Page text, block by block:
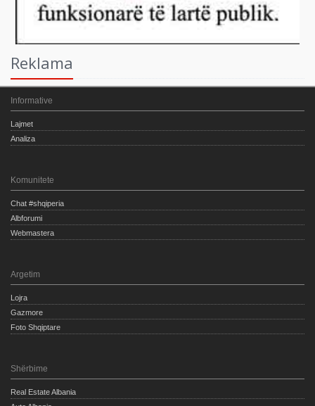
Reklama
Informative
Lajmet
Analiza
Komunitete
Chat #shqiperia
Albforumi
Webmastera
Argetim
Lojra
Gazmore
Foto Shqiptare
Shërbime
Real Estate Albania